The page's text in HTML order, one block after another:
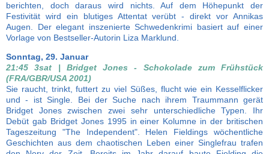
berichten, doch daraus wird nichts. Auf dem Höhepunkt der
Festivität wird ein blutiges Attentat verübt - direkt vor Annikas
Augen. Der elegant inszenierte Schwedenkrimi basiert auf einer
Vorlage von Bestseller-Autorin Liza Marklund.
Sonntag, 29. Januar
21:45 3sat | Bridget Jones - Schokolade zum Frühstück
(FRA/GBR/USA 2001)
Sie raucht, trinkt, futtert zu viel Süßes, flucht wie ein Kesselflicker
und - ist Single. Bei der Suche nach ihrem Traummann gerät
Bridget Jones zwischen zwei sehr unterschiedliche Typen. Ihr
Debüt gab Bridget Jones 1995 in einer Kolumne in der britischen
Tageszeitung "The Independent". Helen Fieldings wöchentliche
Geschichten aus dem chaotischen Leben einer Singlefrau trafen